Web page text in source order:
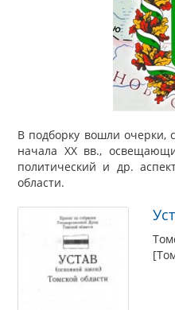
В подборку вошли очерки,
начала XX вв.,
политический и др.
области.